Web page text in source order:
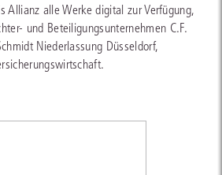
Allianz alle Werke digital zur Verfügung,
und Beteiligungsunternehmen C.F.
Niederlassung Düsseldorf,